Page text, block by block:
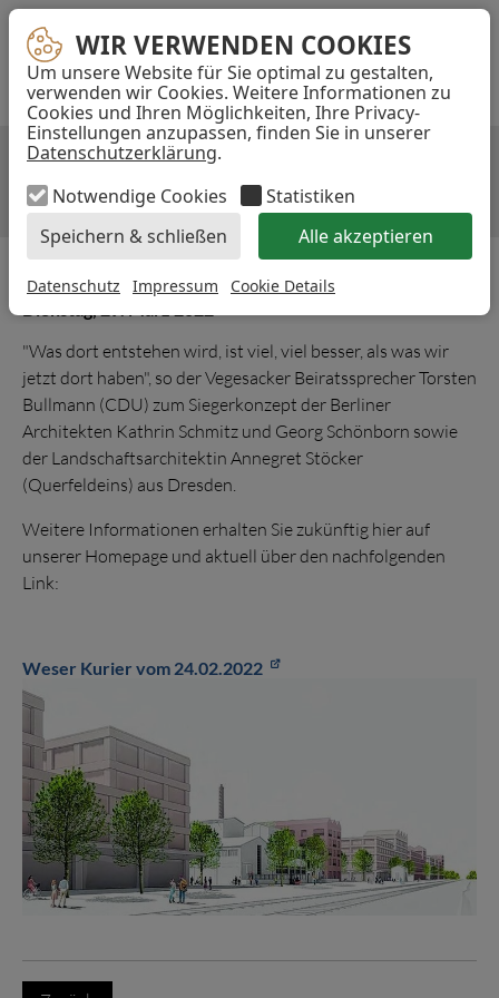
WIR VERWENDEN COOKIES
Um unsere Website für Sie optimal zu gestalten,
verwenden wir Cookies. Weitere Informationen zu
Cookies und Ihren Möglichkeiten, Ihre Privacy-
Einstellungen anzupassen, finden Sie in unserer
Datenschutzerklärung.
Notwendige Cookies
Statistiken
Speichern & schließen
Alle akzeptieren
Datenschutz Impressum Cookie Details
WIR VERWENDEN COOKIES
...
Akzeptieren
Navigation
überspringen
E-
MAIL-
ADRESSE
LOB UND KRITIK FÜR DEN
STEINGUT-PLAN
"Was dort entstehen wird, ist viel, viel besser, als was wir
jetzt dort haben", so der Vegesacker Beiratssprecher Torsten
Bullmann (CDU) zum Siegerkonzept der Berliner
Architekten Kathrin Schmitz und Georg Schönborn sowie
der Landschaftsarchitektin Annegret Stöcker
(Querfeldeins) aus Dresden.
Weitere Informationen erhalten Sie zukünftig hier auf
unserer Homepage und aktuell über den nachfolgenden
Link:
Weser Kurier vom 24.02.2022